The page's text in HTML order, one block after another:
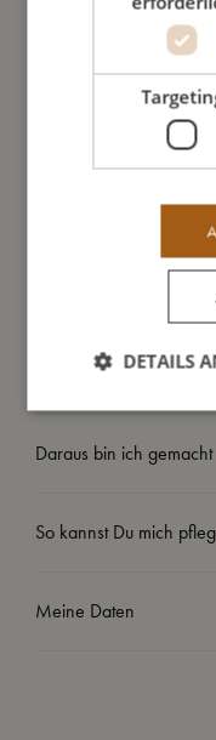
- Lasse die
trocknen, damit die
Meine besonderen
- Hergestellt aus 84%
- UV-Schutz 50+
- Kann bei 30 Grad im
- Erhältlich in zwei
So groß bin ich
Daraus bin ich gemacht
So kannst Du mich
Meine Daten
DETAILS